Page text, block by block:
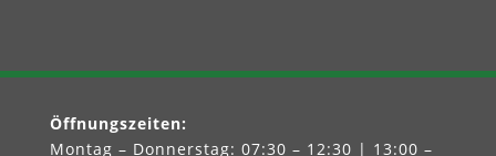
Öffnungszeiten:
Montag – Donnerstag: 07:30 – 12:30 | 13:00 –